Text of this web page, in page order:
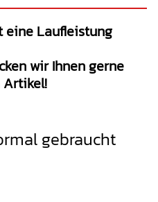
eine Laufleistung
wir Ihnen gerne
gebraucht